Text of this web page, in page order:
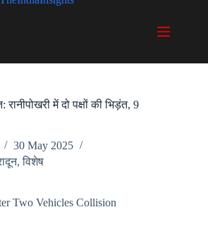
में दो पक्षों की भिड़ंत, 9
30 May 2025
,विशेष